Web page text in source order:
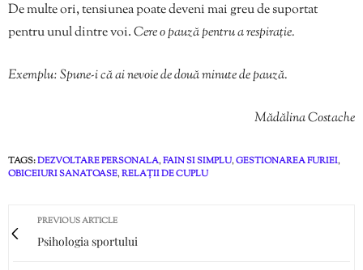
De multe ori, tensiunea poate deveni mai greu de suportat
pentru unul dintre voi.Cere o pauză pentru a respirație.
Exemplu: Spune-i că ai nevoie de două minute de pauză.
Mădălina Costache
TAGS:DEZVOLTARE PERSONALA,FAIN SI SIMPLU,GESTIONAREA FURIEI,
OBICEIURI SANATOASE,RELAȚII DE CUPLU
PREVIOUS ARTICLE
Psihologia sportului